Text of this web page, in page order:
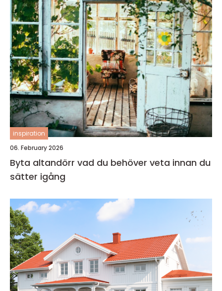
inspiration
06. February 2026
Byta altandörr vad du behöver veta innan du
sätter igång